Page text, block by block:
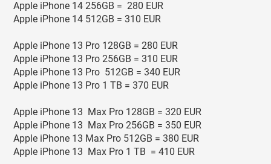
Apple iPhone 14 256GB = 280 EUR
Apple iPhone 14 512GB = 310 EUR
Apple iPhone 13 Pro 128GB = 280 EUR
Apple iPhone 13 Pro 256GB = 310 EUR
Apple iPhone 13 Pro 512GB = 340 EUR
Apple iPhone 13 Pro 1 TB = 370 EUR
Apple iPhone 13 Max Pro 128GB = 320 EUR
Apple iPhone 13 Max Pro 256GB = 350 EUR
Apple iPhone 13 Max Pro 512GB = 380 EUR
Apple iPhone 13 Max Pro 1 TB = 410 EUR